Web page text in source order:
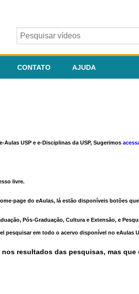
CONTATO AJUDA
USP e e-Disciplinas da USP, Sugerimos
livre.
page do eAulas, lá estão disponíveis botões
Pós-Graduação, Cultura e Extensão, e
em todo o acervo disponível no eAulas
resultados das pesquisas, mas que